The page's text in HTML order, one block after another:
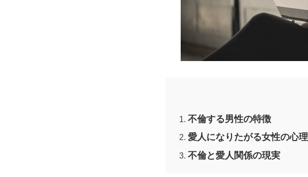
不倫する男性の特徴
愛人になりたがる女性の心理
不倫と愛人関係の現実